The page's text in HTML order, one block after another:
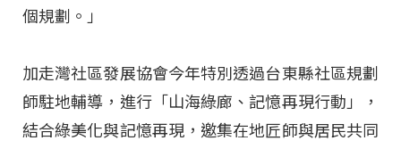
個規劃。」
加走灣社區發展協會今年特別透過台東縣社區規劃
師駐地輔導，進行「山海綠廊、記憶再現行動」，
結合綠美化與記憶再現，邀集在地匠師與居民共同